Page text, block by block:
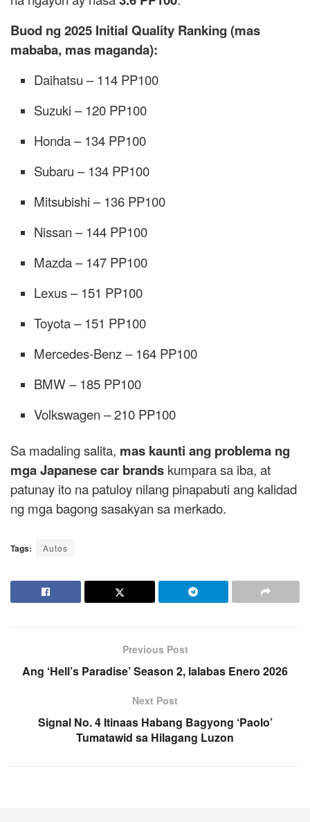
Buod ng 2025 Initial Quality Ranking (mas
mababa, mas maganda):
Daihatsu – 114 PP100
Suzuki – 120 PP100
Honda – 134 PP100
Subaru – 134 PP100
Mitsubishi – 136 PP100
Nissan – 144 PP100
Mazda – 147 PP100
Lexus – 151 PP100
Toyota – 151 PP100
Mercedes-Benz – 164 PP100
BMW – 185 PP100
Volkswagen – 210 PP100
Sa madaling salita, mas kaunti ang problema ng
mga Japanese car brands kumpara sa iba, at
patunay ito na patuloy nilang pinapabuti ang kalidad
ng mga bagong sasakyan sa merkado.
Tags: Autos
Previous Post
Ang ‘Hell’s Paradise’ Season 2, lalabas Enero 2026
Next Post
Signal No. 4 Itinaas Habang Bagyong ‘Paolo’
Tumatawid sa Hilagang Luzon